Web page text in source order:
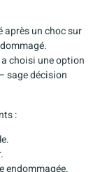
après un choc sur
a choisi une option
sage décision
:
endommagée.